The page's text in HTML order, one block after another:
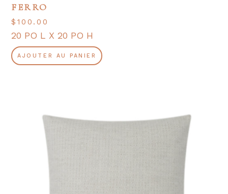
FERRO
$ 100.00
20 PO L X 20 PO H
AJOUTER AU PANIER